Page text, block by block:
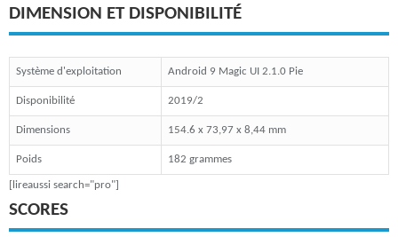
DIMENSION ET DISPONIBILITÉ
Système d'exploitation Android 9 Magic UI 2.1.0 Pie
Disponibilité 2019/2
Dimensions 154.6 x 73,97 x 8,44 mm
Poids 182 grammes
[lireaussi search="pro"]
SCORES